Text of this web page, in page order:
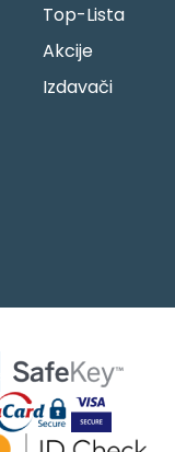
Top-Lista
Akcije
Izdavači